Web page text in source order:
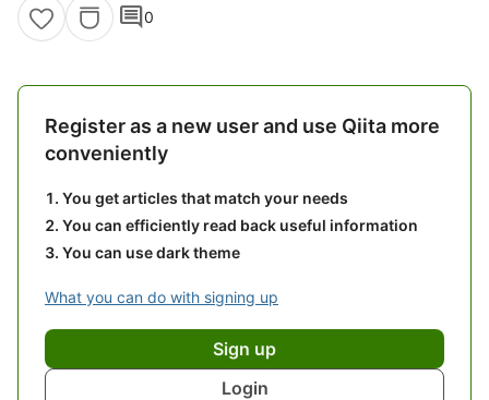
comment0
Register as a new user and use Qiita more
conveniently
You get articles that match your needs
You can efficiently read back useful information
You can use dark theme
What you can do with signing up
Sign up
Login